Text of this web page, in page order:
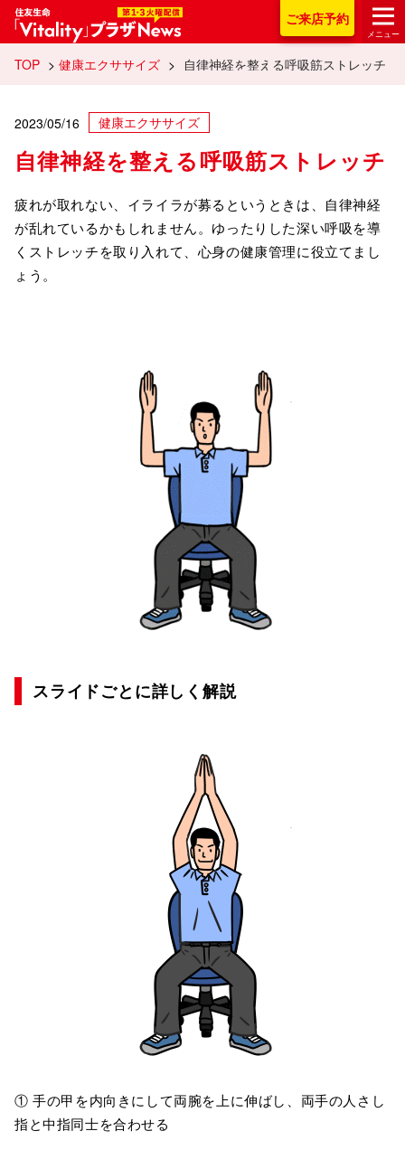
住友生命「Vitality
ご来店予約
メニュー
TOP > 健康エクササイズ > 自律神経を整える呼吸筋ストレッチ
2023/05/16 健康エクササイズ
自律神経を整える呼吸筋ストレッチ
疲れが取れない、イライラが募るというときは、自律神経
が乱れているかもしれません。ゆったりした深い呼吸を導
くストレッチを取り入れて、心身の健康管理に役立てまし
ょう。
スライドごとに詳しく解説
① 手の甲を内向きにして両腕を上に伸ばし、両手の人さし
指と中指同士を合わせる